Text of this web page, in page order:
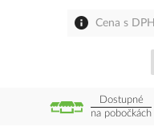
Cena s DPH
Dostupné
na pobočkách